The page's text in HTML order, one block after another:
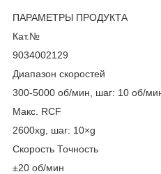
ПАРАМЕТРЫ ПРОДУКТА
Кат.№
9034002129
Диапазон скоростей
300-5000 об/мин, шаг: 10 об/
Макс. RCF
2600xg, шаг: 10×g
Скорость Точность
±20 об/мин